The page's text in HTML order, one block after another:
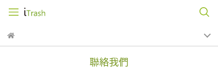
聯絡我們